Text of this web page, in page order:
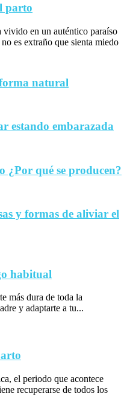
parto
vivido en un auténtico paraíso
es extraño que sienta miedo
natural
estando embarazada
¿Por qué se producen?
y formas de aliviar el
habitual
más dura de toda la
y adaptarte a tu...
el periodo que acontece
recuperarse de todos los